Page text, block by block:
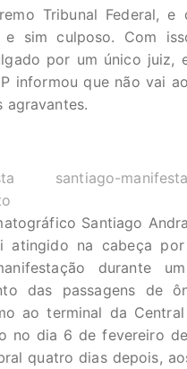
Tribunal Federal,
sim culposo. Com
por um único juiz,
informou que não vai
agravantes.
Santiago
atingido na cabeça
durante
das passagens de
ao terminal da
no dia 6 de fevereiro
quatro dias depois,